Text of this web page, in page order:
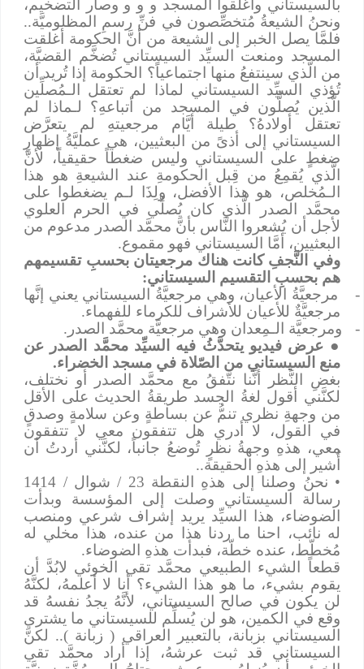
بالسيستاني وأغلقوا المسجد و و و وصار التضخيم،
ونحنُ الشيعةُ مُتخصِّصون في فنِّ رسمِ المظلوميَّة..
فلمَّا يصل الخبر إلى الشيعة من أنَّ الحكومة أغلقت
المسجد ومنعت السيِّد السيستاني تُضخَّم القضيَّة،
من الَّذي سينتفعُ منها اجتماعياً؟ الحكومة إذا تُريد أن
تُؤذي السيِّد السيستاني لماذا لم تعتقل الـمُصلِّين
الَّذين يُصلُّون في المسجد من أتباعهِ؟ لـماذا لم
تعتقل أولادهُ؟ طيلة أيَّام مرجعيتهِ لم يتعرَّض
السيستاني إلى أذىً من البعثيين، هي عمليَّةُ إظهارِ
ضغطٍ على السيستاني وليس ضغطاً حقيقياً، لأنَّ
الَّذي يُقمِعُ من قِبل الحكومةِ عند الشيعةِ هو هذا
الـمُخلص، هو هذا الأفضل، ولِذَا لـم يضغطوا على
محمَّد الصدر الَّذي كان يُصلِّي في الحرم العلوي
لأجل أن يُشعروا النَّاس بأنَّ محمَّد الصدر مدعوم من
البعثيين، أمَّا السيستاني فهو مقموع.
وفي النَّجفِ كانت هناك مرجعيتان بحسبِ تقسيمهم
هم بحسبِ التقسيم السيستاني:
مرجعيَّةُ الأعيان، وهي مرجعيَّةُ السيستاني يعني إنَّها
مرجعيَّةٌ للأعيان للأشراف للكرماء للفهماء.
ومرجعيَّة الـمِعدان وهي مرجعيَّة محمَّد الصدر.
●
عرض فيديو يتحدَّثُ فيه السيِّد محمَّد الصدر عن
منع السيستاني من الصّلاة في مسجد الخضراء.
بغضِ النَّظر أنَّنا نتّفقُ مع محمَّد الصدر أو نختلف،
لكنَّني أقول لغةُ الجسد طريقةُ الحديث على الأقل
من وجهةِ نظري تنمُّ عن بساطةٍ وعن سلامةٍ وصدقٍ
في القول، لا أدري هل تتفقون معي لا تتفقون
معي، هذهِ وجهةُ نظرٍ تُوضعُ جانباً، لكنَّني أردتُ أن
أُشير إلى هذهِ الحقيقة..
• نحنُ وصلنا إلى هذهِ النقطة 23 / شوال / 1414
رسالة السيستاني وصلت إلى المؤسسة وبدأت
الضوضاء، هذا السيِّد يريد إشراف شرعي ومنصب
له نائب، احنا ما ردنا هذا من عنده، هذا مخلي له
مُخطّط، عنده خطّة، فبدأت هذهِ الضوضاء.
قطعاً الشيء الطبيعي محمَّد تقي الخوئي لابُدَّ أن
يقوم بشيء، ما هو هذا الشيء؟ أنا لا أعلمهُ، لكنَّهُ
لن يكون في صالح السيستاني، لأنَّهُ يجدُ نفسهُ قد
وقع في الكمين، هو لن يُسلِّم للسيستاني ما يشتري
السيستاني بزبانة، بالتعبير العراقي ( زبانة ).. لكنَّ
السيستاني قد ثبت عرشهُ، إذا أراد محمَّد تقي